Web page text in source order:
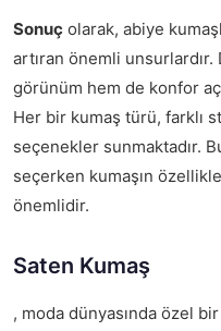
Sonuç olarak, abiye
artıran önemli
görünüm hem de konfor
Her bir kumaş türü, farklı
seçenekler sunmaktadır.
seçerken kumaşın
önemlidir.
Saten Kumaş
, moda dünyasında özel